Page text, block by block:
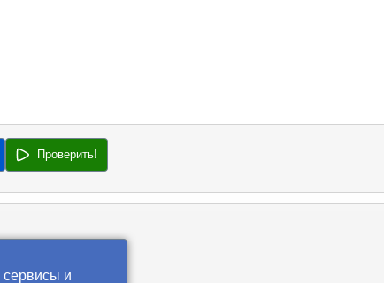
Проверить!
сервисы и